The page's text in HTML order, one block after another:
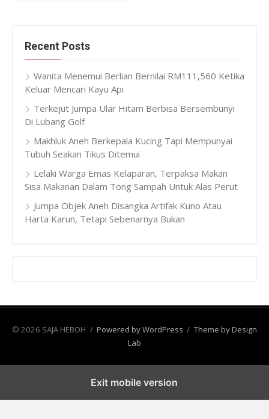
Recent Posts
Wanita Menemui Berlian Bernilai RM111,560 Ketika
Keluar Mencari Kayu Api
Terkejut Jumpa Ular Hitam Berbisa Bersembunyi
Di Lubang Golf
Makhluk Aneh Berkepala Kucing Tapi Mempunyai
Tubuh Seakan Tikus Ditemui
Lelaki Warga Emas Kelaparan, Terpaksa Makan
Sisa Makanan Dalam Tong Sampah Untuk Alas Perut
Jumpa Objek Aneh Disangka Artifak Kuno Atau
Harta Karun, Tetapi Sebenarnya Bukan
© 2026 SAJA HEBOH / Powered by WordPress / Theme by Design
Lab
Exit mobile version